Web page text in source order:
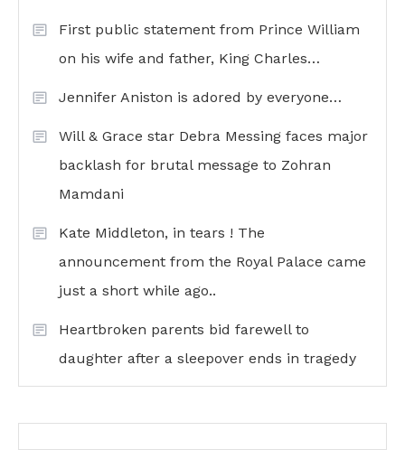
First public statement from Prince William
on his wife and father, King Charles…
Jennifer Aniston is adored by everyone…
Will & Grace star Debra Messing faces major
backlash for brutal message to Zohran
Mamdani
Kate Middleton, in tears ! The
announcement from the Royal Palace came
just a short while ago..
Heartbroken parents bid farewell to
daughter after a sleepover ends in tragedy